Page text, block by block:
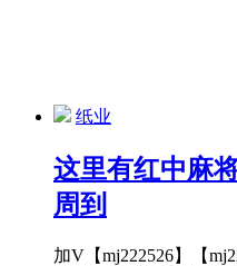
纸业
这里有红中麻
周到
加V【mj222526】【